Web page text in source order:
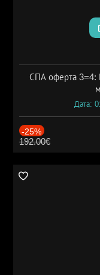
СПА оферта 3=4:
Дата:
-25%
192.00€